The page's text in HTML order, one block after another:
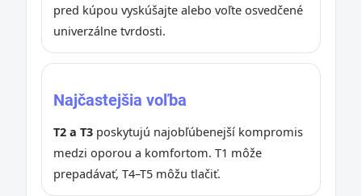
pred kúpou vyskúšajte alebo voľte osvedčené
univerzálne tvrdosti.
Najčastejšia voľba
T2 a T3 poskytujú najobľúbenejší kompromis
medzi oporou a komfortom. T1 môže
prepadávať, T4–T5 môžu tlačiť.